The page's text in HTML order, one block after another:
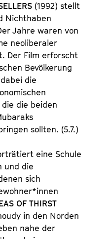
(1992) stellt
Nichthaben
Jahre waren von
neoliberaler
Der Film erforscht
Bevölkerung
die
die beiden
sollten. (5.7.)
eine Schule
und die
sich
OF THIRST
in den Norden
nahe der